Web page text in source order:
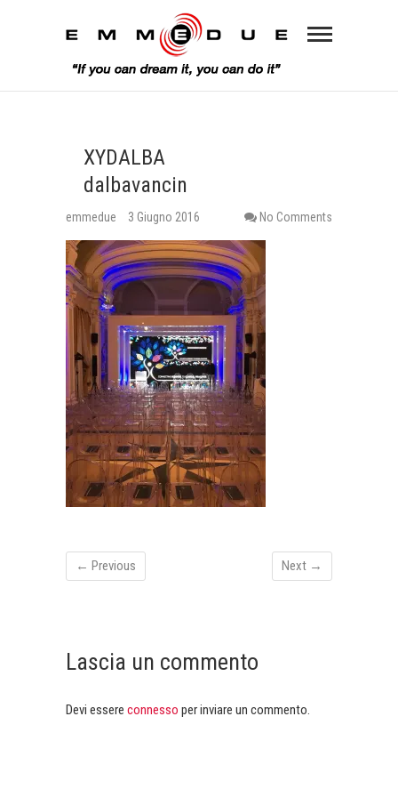
XYDALBA
dalbavancin
emmedue 3 Giugno 2016 No Comments
← Previous Next →
Lascia un commento
Devi essere connesso per inviare un commento.